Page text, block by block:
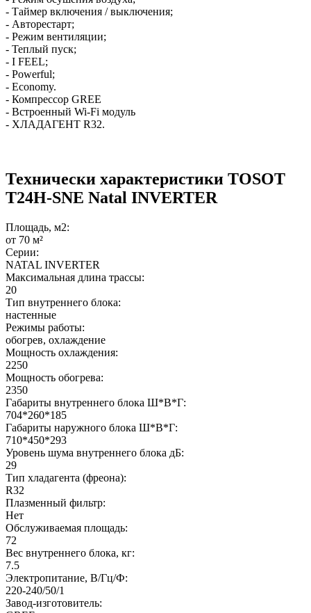
- Таймер включения / выключения;
- Авторестарт;
- Режим вентиляции;
- Теплый пуск;
- I FEEL;
- Powerful;
- Economy.
- Компрессор GREE
- Встроенный Wi-Fi модуль
- ХЛАДАГЕНТ R32.
Технически характеристики TOSOT
T24H-SNE Natal INVERTER
Площадь, м2:
от 70 м²
Серии:
NATAL INVERTER
Максимальная длина трассы:
20
Тип внутреннего блока:
настенные
Режимы работы:
обогрев, охлаждение
Мощность охлаждения:
2250
Мощность обогрева:
2350
Габариты внутреннего блока Ш*В*Г:
704*260*185
Габариты наружного блока Ш*В*Г:
710*450*293
Уровень шума внутреннего блока дБ:
29
Тип хладагента (фреона):
R32
Плазменный фильтр:
Нет
Обслуживаемая площадь:
72
Вес внутреннего блока, кг:
7.5
Электропитание, В/Гц/Ф:
220-240/50/1
Завод-изготовитель: